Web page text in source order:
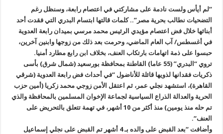
“لم أيأس ولست نادمة على مشاركتي في اعتصام رابعة، وسنظل رغم
التضحيات نطالب بحرية مصر”.. كلمات قالتها ابتسام البدري التي فقدت أحد
أبنائها خلال فض اعتصام مؤيدي الرئيس محمد مرسي بميدان رابعة العدوية
في أغسطس/ آب العام الماضي، وحرمت بعد ذلك من زوجها وابنين آخرين،
حبسوا على ذمة اتهامات بارتكاب العنف، بخلاف ابن رابع مطارد أمنيا.
تروي “البدري” (55 عاما) القاطنة بمحافظة بورسعيد (شمال شرق) بأسى
ذكريات فقدانها لذويها قائلة للأناضول “في أحداث فض رابعة العدوية (شرقي
القاهرة)، استشهد نجلي عمر، ثم اعتقل الأمن زوجي محمد زكريا (أمين حزب
الحرية والعدالة الذراع السياسية لجماعة الإخوان المسلمين بالمحافظة والذي
تم حله منذ يومين) منذ أكثر من 10 أشهر، في تهمة تتعلق بالتحريض على
العنف“.
وأضافت “بعد القبض على والده بـ 4 أشهر تم القبض على نجلي إسماعيل